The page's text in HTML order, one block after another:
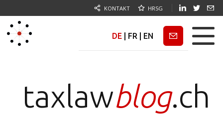
KONTAKT HRSG
DE FR EN Newsletter
taxlawblog.ch